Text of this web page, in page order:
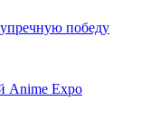
победу
Anime Expo